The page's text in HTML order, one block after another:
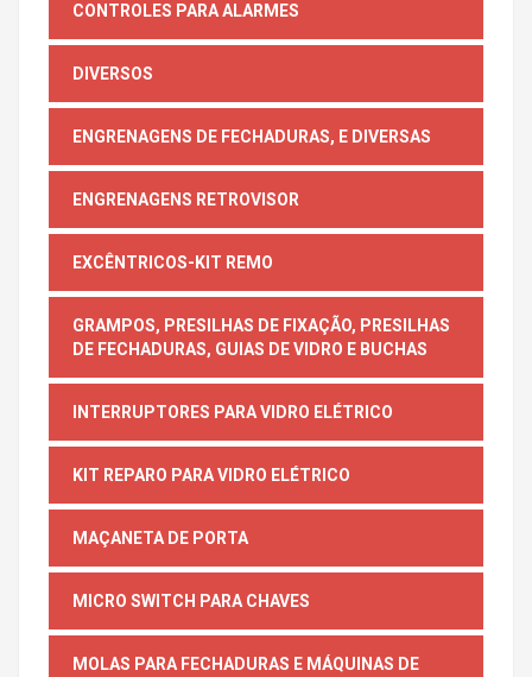
CONTROLES PARA ALARMES
DIVERSOS
ENGRENAGENS DE FECHADURAS, E DIVERSAS
ENGRENAGENS RETROVISOR
EXCÊNTRICOS-KIT REMO
GRAMPOS, PRESILHAS DE FIXAÇÃO, PRESILHAS
DE FECHADURAS, GUIAS DE VIDRO E BUCHAS
INTERRUPTORES PARA VIDRO ELÉTRICO
KIT REPARO PARA VIDRO ELÉTRICO
MAÇANETA DE PORTA
MICRO SWITCH PARA CHAVES
MOLAS PARA FECHADURAS E MÁQUINAS DE